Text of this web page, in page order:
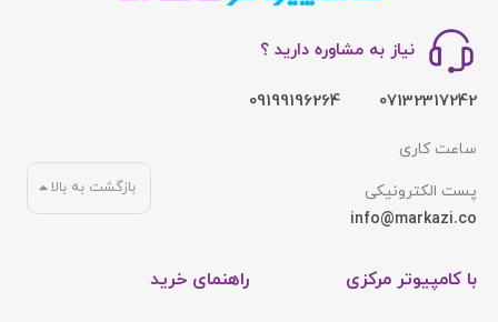
نیاز به مشاوره دارید ؟
07132317242
09199196264
ساعت کاری
پست الکترونیکی
info@markazi.co
با کامپیوتر مرکزی راهنمای خرید
بازگشت به بالا